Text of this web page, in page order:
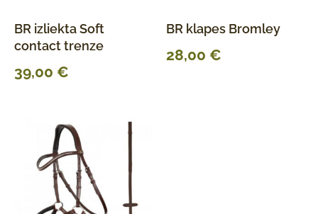
BR izliekta Soft
contact trenze
39,00 €
BR klapes Bromley
28,00 €